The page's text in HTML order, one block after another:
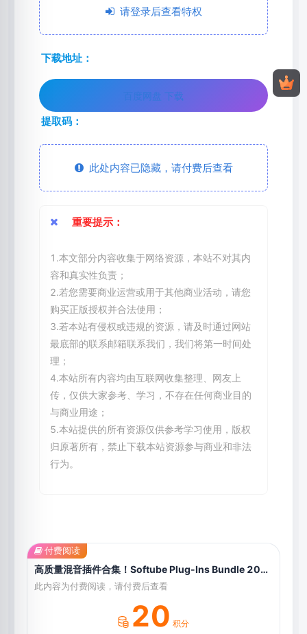
请登录后查看特权
下载地址：
百度网盘 下载
提取码：
此处内容已隐藏，请付费后查看
重要提示：
1.本文部分内容收集于网络资源，本站不对其内
容和真实性负责；
2.若您需要商业运营或用于其他商业活动，请您
购买正版授权并合法使用；
3.若本站有侵权或违规的资源，请及时通过网站
最底部的联系邮箱联系我们，我们将第一时间处
理；
4.本站所有内容均由互联网收集整理、网友上
传，仅供大家参考、学习，不存在任何商业目的
与商业用途；
5.本站提供的所有资源仅供参考学习使用，版权
归原著所有，禁止下载本站资源参与商业和非法
行为。
高质量混音插件合集！Softube Plug-Ins Bundle 2021 WIN免安装版本 & Softube Plug-Ins Bundle v1.3.10 MAC
此内容为付费阅读，请付费后查看
20 积分
付费阅读